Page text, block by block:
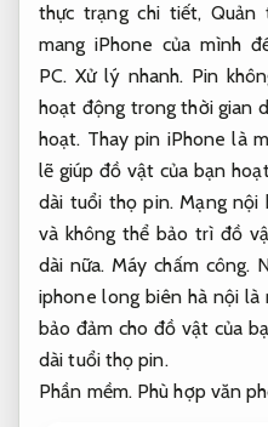
thực trạng chi tiết, Quản
mang iPhone của mình
PC. Xử lý nhanh. Pin
hoạt động trong thời gian
hoạt. Thay pin iPhone là
lẽ giúp đồ vật của bạn
dài tuổi thọ pin.Mạng nội
và không thể bảo trì đồ
dài nữa.Máy chấm công.
iphone long biên hà nội
bảo đảm cho đồ vật của
dài tuổi thọ pin.
Phần mềm. Phù hợp văn